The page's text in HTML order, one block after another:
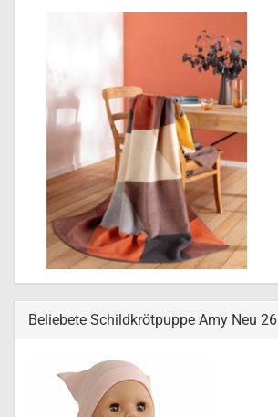
Beliebete Schildkrötpuppe Amy Neu 26